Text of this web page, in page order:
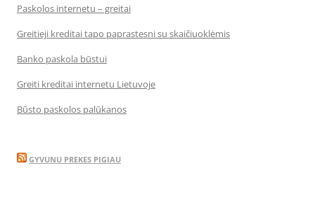
Paskolos internetu – greitai
Greitieji kreditai tapo paprastesni su skaičiuoklėmis
Banko paskola būstui
Greiti kreditai internetu Lietuvoje
Būsto paskolos palūkanos
GYVUNU PREKES PIGIAU